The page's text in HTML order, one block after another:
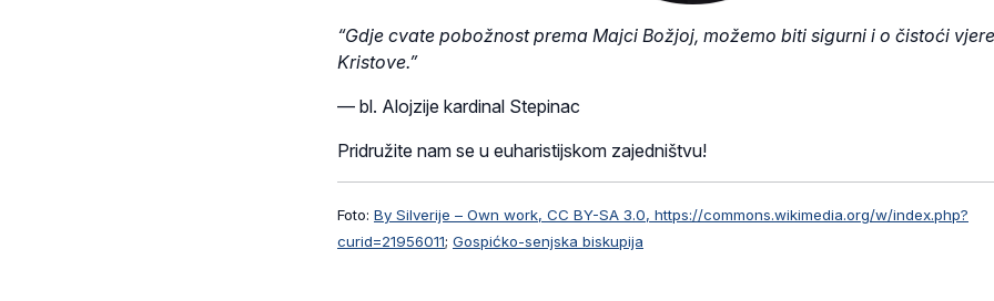
“Gdje cvate pobožnost prema Majci Božjoj, možemo biti sigurni i o čistoći vjere
Kristove.”
— bl. Alojzije kardinal Stepinac
Pridružite nam se u euharistijskom zajedništvu!
Foto: By Silverije – Own work, CC BY-SA 3.0, https://commons.wikimedia.org/w/index.php?
curid=21956011; Gospićko-senjska biskupija